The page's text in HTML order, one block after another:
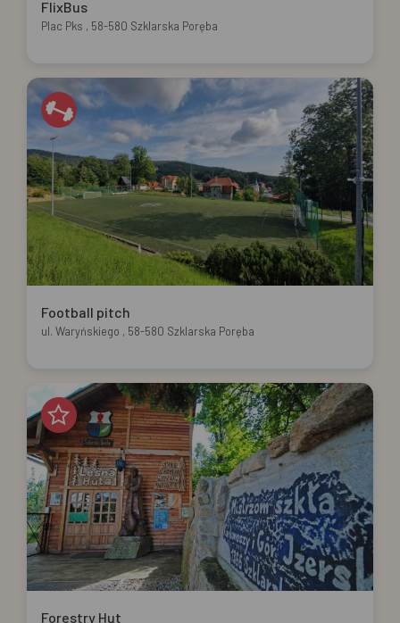
FlixBus
Plac Pks , 58-580 Szklarska Poręba
Football pitch
ul. Waryńskiego , 58-580 Szklarska Poręba
Forestry Hut